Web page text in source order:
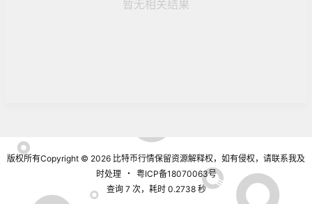
暂无相关结果
版权所有Copyright © 2026 比特币行情保留资源解释权，如有侵权，请联系我及
时处理
・ 粤ICP备18070063号
查询 7 次，耗时 0.2738 秒